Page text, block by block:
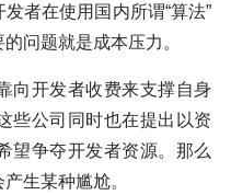
者在使用国内所谓“算法”
问题就是成本压力。
向开发者收费来支撑自身
些公司同时也在提出以资
望争夺开发者资源。那么
生某种尴尬。